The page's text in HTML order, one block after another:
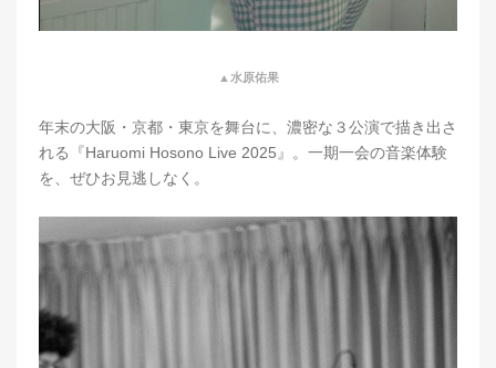
▲水原佑果
年末の大阪・京都・東京を舞台に、濃密な３公演で描き出さ
れる『Haruomi Hosono Live 2025』。一期一会の音楽体験
を、ぜひお見逃しなく。